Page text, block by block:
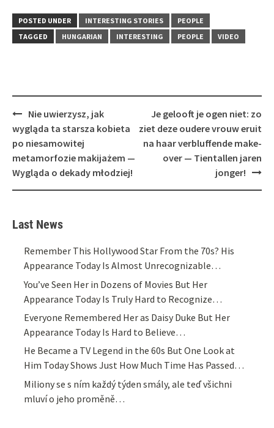
POSTED UNDER INTERESTING STORIES
PEOPLE
TAGGED
HUNGARIAN INTERESTING PEOPLE VIDEO
Post
navigation
Nie uwierzysz, jak
wygląda ta starsza kobieta
po niesamowitej
metamorfozie makijażem —
Wygląda o dekady młodziej!
Je gelooft je ogen niet: zo
ziet deze oudere vrouw eruit
na haar verbluffende make-
over — Tientallen jaren
jonger!
Last News
Remember This Hollywood Star From the 70s? His
Appearance Today Is Almost Unrecognizable…
You’ve Seen Her in Dozens of Movies But Her
Appearance Today Is Truly Hard to Recognize…
Everyone Remembered Her as Daisy Duke But Her
Appearance Today Is Hard to Believe…
He Became a TV Legend in the 60s But One Look at
Him Today Shows Just How Much Time Has Passed…
Miliony se s ním každý týden smály, ale teď všichni
mluví o jeho proměně…